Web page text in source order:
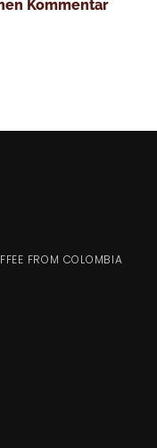
Kommentar
FROM COLOMBIA